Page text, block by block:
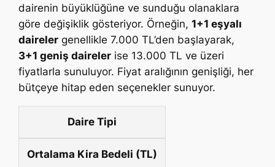
dairenin büyüklüğüne ve sunduğu olanaklara
göre değişiklik gösteriyor. Örneğin,1+1 eşyalı
daireler genellikle 7.000 TL’den başlayarak,
3+1 geniş daireler ise 13.000 TL ve üzeri
fiyatlarla sunuluyor. Fiyat aralığının genişliği, her
bütçeye hitap eden seçenekler sunuyor.
Daire Tipi
Ortalama Kira Bedeli (TL)